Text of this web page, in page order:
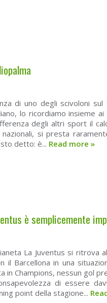
di uno degli scivoloni sul
lo ricordiamo insieme
degli altri sport il
nazionali, si presta
detto: è... Read more »
è semplicemente
La Juventus si ritrova
il Barcellona in una
in Champions, nessun gol
di essere
point della stagione...